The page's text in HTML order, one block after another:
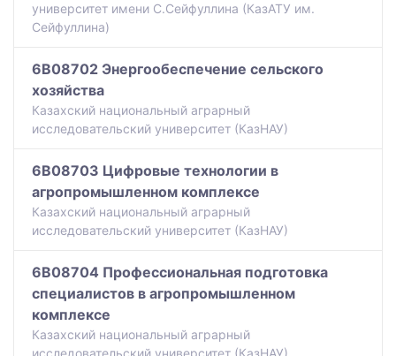
университет имени С.Сейфуллина (КазАТУ им.
Сейфуллина)
6B08702 Энергообеспечение сельского
хозяйства
Казахский национальный аграрный
исследовательский университет (КазНАУ)
6B08703 Цифровые технологии в
агропромышленном комплексе
Казахский национальный аграрный
исследовательский университет (КазНАУ)
6B08704 Профессиональная подготовка
специалистов в агропромышленном
комплексе
Казахский национальный аграрный